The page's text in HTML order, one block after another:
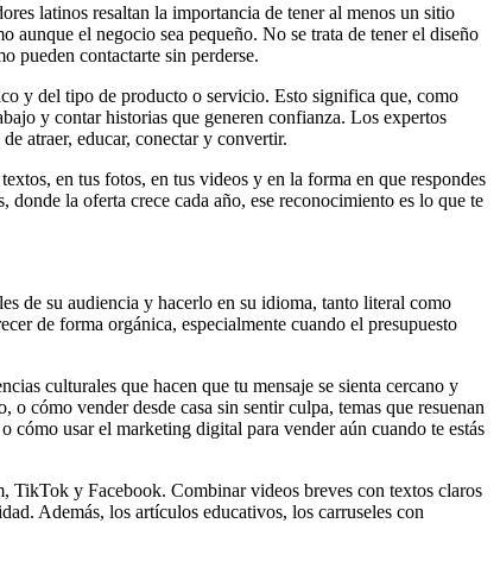
latinos resaltan la importancia de tener al menos un sitio
aunque el negocio sea pequeño. No se trata de tener el diseño
pueden contactarte sin perderse.
y del tipo de producto o servicio. Esto significa que, como
y contar historias que generen confianza. Los expertos
atraer, educar, conectar y convertir.
en tus fotos, en tus videos y en la forma en que respondes
la oferta crece cada año, ese reconocimiento es lo que te
de su audiencia y hacerlo en su idioma, tanto literal como
de forma orgánica, especialmente cuando el presupuesto
culturales que hacen que tu mensaje se sienta cercano y
cómo vender desde casa sin sentir culpa, temas que resuenan
cómo usar el marketing digital para vender aún cuando te estás
TikTok y Facebook. Combinar videos breves con textos claros
Además, los artículos educativos, los carruseles con